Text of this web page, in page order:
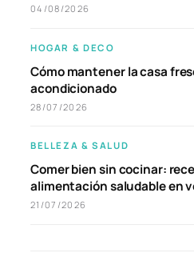
04/08/2026
HOGAR & DECO
Cómo mantener la casa
acondicionado
28/07/2026
BELLEZA & SALUD
Comer bien sin cocinar:
alimentación saludable en
21/07/2026